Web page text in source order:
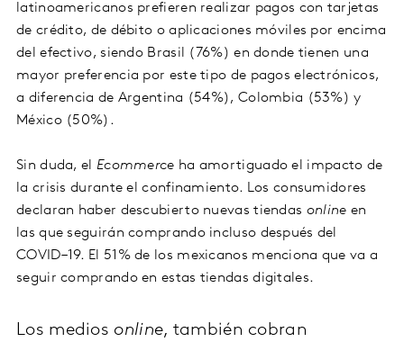
latinoamericanos prefieren realizar pagos con tarjetas
de crédito, de débito o aplicaciones móviles por encima
del efectivo, siendo Brasil (76%) en donde tienen una
mayor preferencia por este tipo de pagos electrónicos,
a diferencia de Argentina (54%), Colombia (53%) y
México (50%).
Sin duda, el Ecommerce ha amortiguado el impacto de
la crisis durante el confinamiento. Los consumidores
declaran haber descubierto nuevas tiendas online en
las que seguirán comprando incluso después del
COVID–19. El 51% de los mexicanos menciona que va a
seguir comprando en estas tiendas digitales.
Los medios online, también cobran